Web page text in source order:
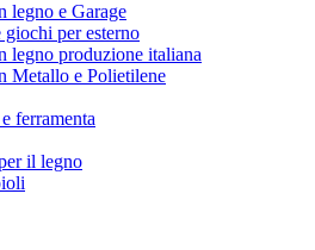
legno e Garage
giochi per esterno
legno produzione italiana
Metallo e Polietilene
ferramenta
il legno